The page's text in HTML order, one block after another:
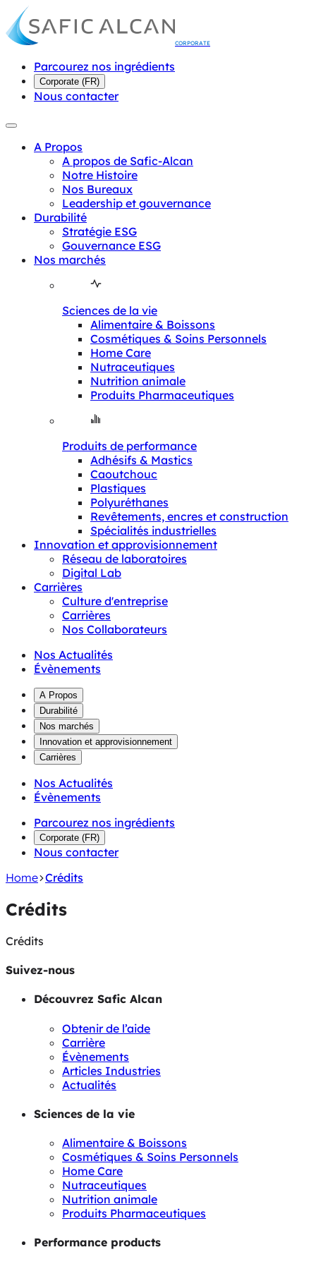
CORPORATE
Parcourez nos ingrédients
Corporate (FR)
Nous contacter
A Propos
A propos de Safic-Alcan
Notre Histoire
Nos Bureaux
Leadership et gouvernance
Durabilité
Stratégie ESG
Gouvernance ESG
Nos marchés
Sciences de la vie
Alimentaire & Boissons
Cosmétiques & Soins Personnels
Home Care
Nutraceutiques
Nutrition animale
Produits Pharmaceutiques
Produits de performance
Adhésifs & Mastics
Caoutchouc
Plastiques
Polyuréthanes
Revêtements, encres et construction
Spécialités industrielles
Innovation et approvisionnement
Réseau de laboratoires
Digital Lab
Carrières
Culture d'entreprise
Carrières
Nos Collaborateurs
Nos Actualités
Évènements
A Propos
Durabilité
Nos marchés
Innovation et approvisionnement
Carrières
Nos Actualités
Évènements
Parcourez nos ingrédients
Corporate (FR)
Nous contacter
Home Crédits
Crédits
Crédits
Suivez-nous
Découvrez Safic Alcan
Obtenir de l’aide
Carrière
Évènements
Articles Industries
Actualités
Sciences de la vie
Alimentaire & Boissons
Cosmétiques & Soins Personnels
Home Care
Nutraceutiques
Nutrition animale
Produits Pharmaceutiques
Performance products